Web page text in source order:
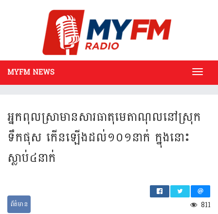
MYFM NEWS
អ្នក​​ពុល​ស្រា​មាន​សារ​ធាតុ​មេតាណុល​នៅស្រុក
ទឹកផុស កើន​ឡើង​ដល់១០១​នាក់ ក្នុងនោះ​
ស្លាប់៤នាក់
811
ព័ត៌មាន